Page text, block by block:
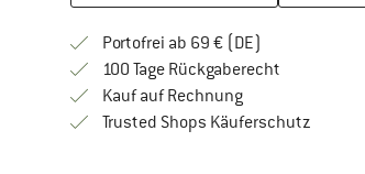
Portofrei ab 69 € (DE)
100 Tage RückgaberechtGehe hier
Kauf auf RechnungFinde die
Trusted Shops KäuferschutzFinde